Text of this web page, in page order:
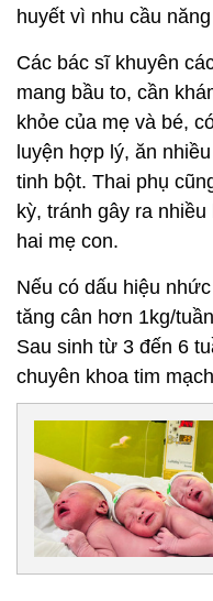
huyết vì nhu cầu
Các bác sĩ khuyên
mang bầu to, cần
khỏe của mẹ và bé,
luyện hợp lý, ăn
tinh bột. Thai phụ
kỳ, tránh gây ra
hai mẹ con.
Nếu có dấu hiệu
tăng cân hơn 1kg/
Sau sinh từ 3 đến 6
chuyên khoa tim